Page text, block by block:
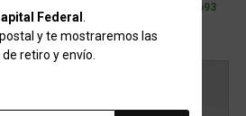
Federal
y te mostraremos las
retiro y envío.
6 cuotas con interés de $10.693
Stock para retiro/envío